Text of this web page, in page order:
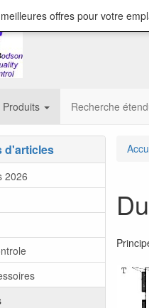
Produits Recherche
d'articles
2026
offres pour votre